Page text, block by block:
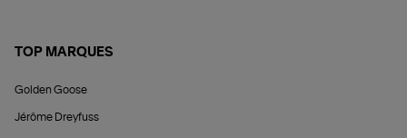
TOP MARQUES
Golden Goose
Jérôme Dreyfuss